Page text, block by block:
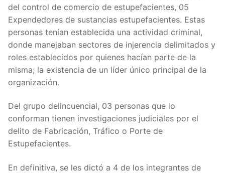
del control de comercio de estupefacientes, 05
Expendedores de sustancias estupefacientes. Estas
personas tenían establecida una actividad criminal,
donde manejaban sectores de injerencia delimitados y
roles establecidos por quienes hacían parte de la
misma; la existencia de un líder único principal de la
organización.
Del grupo delincuencial, 03 personas que lo
conforman tienen investigaciones judiciales por el
delito de Fabricación, Tráfico o Porte de
Estupefacientes.
En definitiva, se les dictó a 4 de los integrantes de